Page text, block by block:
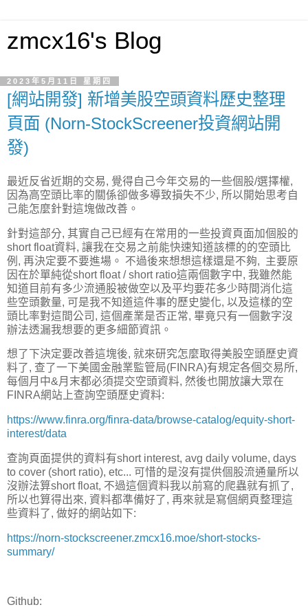
zmcx16's Blog
2023年5月11日 星期四
[網站開發] 新增美股空頭資料歷史整理
頁面 (Norn-StockScreener投資網站開
發)
最近反省近期的交易, 覺得自己今年交易的一些個股/選擇權,
因為高空頭比率的關係卻做多導致損失不少, 所以開始思考自
己能怎麼針對這塊做改善。
針對這部分, 其實自己已經有在常用的一些投資頁面加個股的
short float資料, 讓我在交易之前能快速知道該標的的空頭比
例, 再決定要不要進場。 不過後來想想這樣還是不夠, 主要原
因在於單純從short float / short ratio這兩個數字中, 我雖然能
知道目前有多少流通股被做空以及平均要花多少時間消化這
些空頭數量, 可是我不知道這件事的歷史變化, 以及這樣的空
頭比率對這間公司, 這個產業是否正常, 畢竟只有一個數字沒
辦法透漏我想要的更多細節資訊。
想了下決定要改善這塊後, 就來研究怎麼取得美股空頭歷史資
料了, 查了一下美國金融業監管局(FINRA)有規定各個交易所,
每個月中&月末都必須提交空頭資料, 然後也開放讓大眾在
FINRA網站上查詢空頭歷史資料:
https://www.finra.org/finra-data/browse-catalog/equity-short-
interest/data
查詢頁面提供的資料有short interest, avg daily volume, days
to cover (short ratio), etc... 可惜的是沒有提供個股流通量所以
沒辦法算short float, 不過這個資料我以前寫的爬蟲就有抓了,
所以也算得出來, 資料都準備好了, 再來就是寫個網頁整理這
些資料了, 做好的網站如下:
https://norn-stockscreener.zmcx16.moe/short-stocks-
summary/
Github: